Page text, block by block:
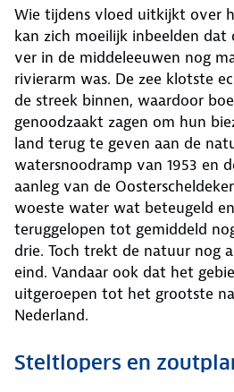
Wie tijdens vloed uitkijkt over
kan zich moeilijk inbeelden
ver in de middeleeuwen nog
rivierarm was. De zee klotste
de streek binnen, waardoor
genoodzaakt zagen om hun
land terug te geven aan de
watersnoodramp van 1953 en
aanleg van de
woeste water wat beteugeld
teruggelopen tot gemiddeld
drie. Toch trekt de natuur nog
eind. Vandaar ook dat het
uitgeroepen tot het grootste
Nederland.
Steltlopers en